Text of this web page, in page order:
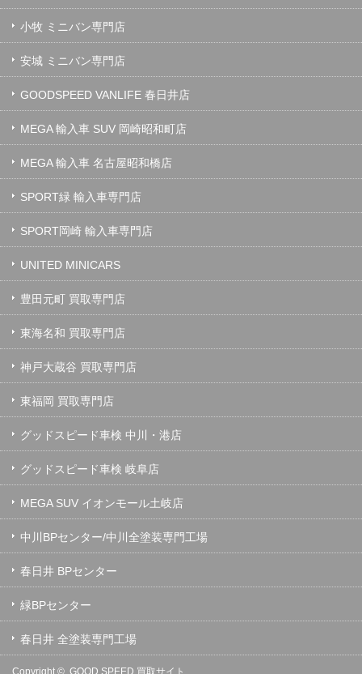
小牧 ミニバン専門店
安城 ミニバン専門店
GOODSPEED VANLIFE 春日井店
MEGA 輸入車 SUV 岡崎昭和町店
MEGA 輸入車 名古屋昭和橋店
SPORT緑 輸入車専門店
SPORT岡崎 輸入車専門店
UNITED MINICARS
豊田元町 買取専門店
東海名和 買取専門店
神戸大蔵谷 買取専門店
東福岡 買取専門店
グッドスピード車検 中川・港店
グッドスピード車検 岐阜店
MEGA SUV イオンモール土岐店
中川BPセンター/中川全塗装専門工場
春日井 BPセンター
緑BPセンター
春日井 全塗装専門工場
Copyright © GOOD SPEED 買取サイト